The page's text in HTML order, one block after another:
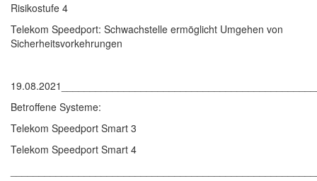
Risikostufe 4
Telekom Speedport: Schwachstelle ermöglicht Umgehen von
Sicherheitsvorkehrungen
Betroffene Systeme:
Telekom Speedport Smart 3
Telekom Speedport Smart 4